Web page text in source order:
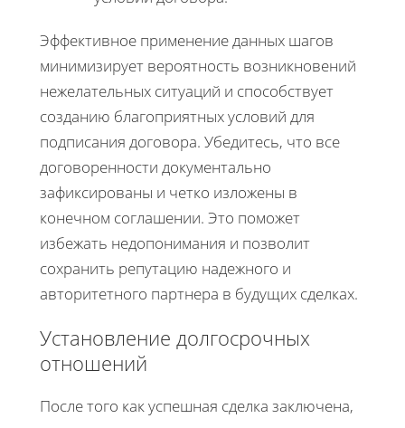
Эффективное применение данных шагов
минимизирует вероятность возникновений
нежелательных ситуаций и способствует
созданию благоприятных условий для
подписания договора. Убедитесь, что все
договоренности документально
зафиксированы и четко изложены в
конечном соглашении. Это поможет
избежать недопонимания и позволит
сохранить репутацию надежного и
авторитетного партнера в будущих сделках.
Установление долгосрочных
отношений
После того как успешная сделка заключена,